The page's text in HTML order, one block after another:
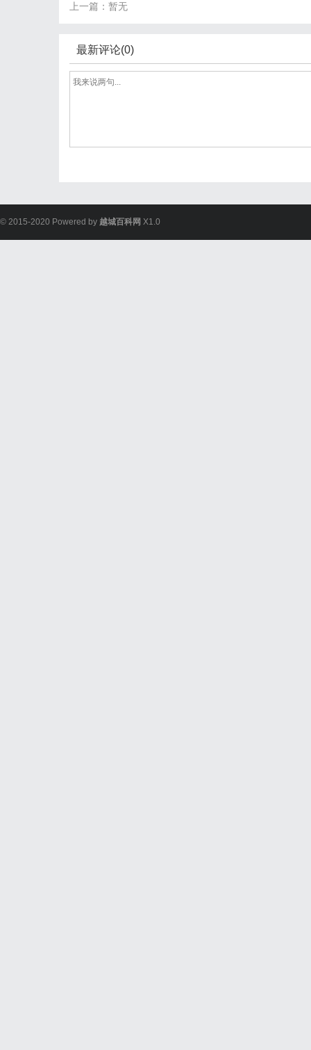
上一篇：暂无
最新评论(0)
© 2015-2020 Powered by 越城百科网 X1.0